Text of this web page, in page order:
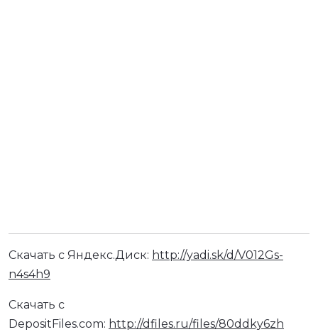
Скачать с Яндекс.Диск: http://yadi.sk/d/V012Gs-
n4s4h9
Скачать с
DepositFiles.com: http://dfiles.ru/files/80ddky6zh